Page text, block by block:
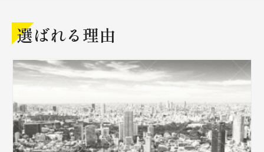
選ばれる理由